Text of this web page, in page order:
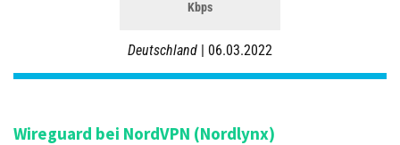
Kbps
Deutschland | 06.03.2022
Wireguard bei NordVPN (Nordlynx)